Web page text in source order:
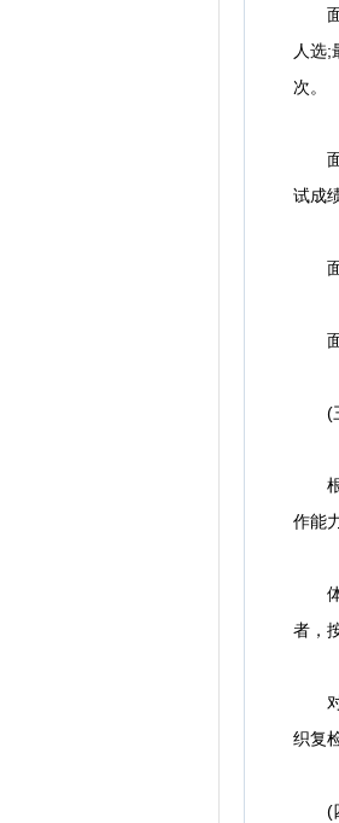
面
人选;
次。
面
试成
面
面
(三
根
作能
体
者，
对
织复
(四